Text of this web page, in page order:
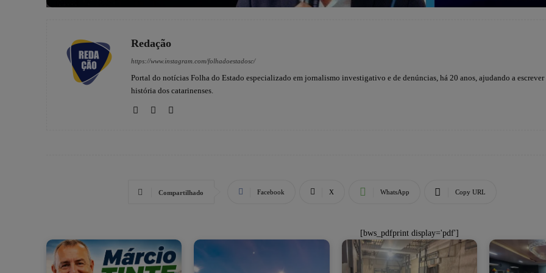
Redação
https://www.instagram.com/folhadoestadosc/
Portal do notícias Folha do Estado especializado em jornalismo investigativo e de denúncias, há 20 anos, ajudando a escrever
história dos catarinenses.
Compartilhado Facebook X WhatsApp Copy URL
[bws_pdfprint display='pdf']